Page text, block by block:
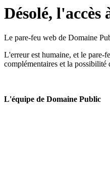
Désolé, l'accès
Le pare-feu web de Domaine
L'erreur est humaine, et le pare-
complémentaires et la possibilité
L'équipe de Domaine Public